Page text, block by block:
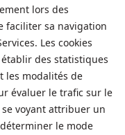
lors des
faciliter sa navigation
Les cookies
des statistiques
les modalités de
évaluer le trafic sur le
voyant attribuer un
le mode